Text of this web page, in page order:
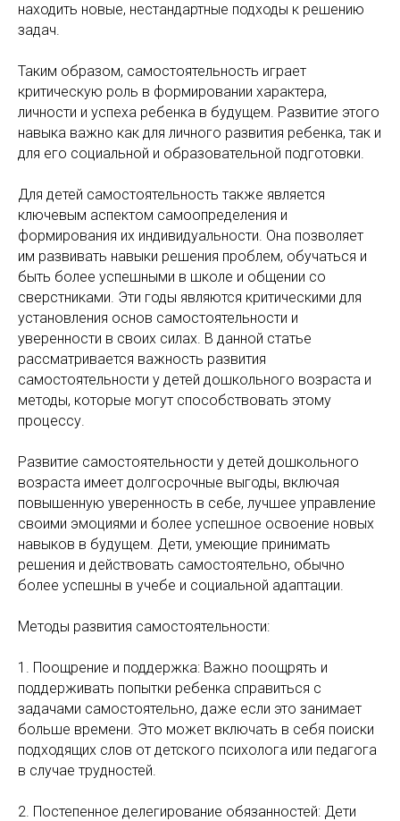
находить новые, нестандартные подходы к решению
задач.
Таким образом, самостоятельность играет
критическую роль в формировании характера,
личности и успеха ребенка в будущем. Развитие этого
навыка важно как для личного развития ребенка, так и
для его социальной и образовательной подготовки.
Для детей самостоятельность также является
ключевым аспектом самоопределения и
формирования их индивидуальности. Она позволяет
им развивать навыки решения проблем, обучаться и
быть более успешными в школе и общении со
сверстниками. Эти годы являются критическими для
установления основ самостоятельности и
уверенности в своих силах. В данной статье
рассматривается важность развития
самостоятельности у детей дошкольного возраста и
методы, которые могут способствовать этому
процессу.
Развитие самостоятельности у детей дошкольного
возраста имеет долгосрочные выгоды, включая
повышенную уверенность в себе, лучшее управление
своими эмоциями и более успешное освоение новых
навыков в будущем. Дети, умеющие принимать
решения и действовать самостоятельно, обычно
более успешны в учебе и социальной адаптации.
Методы развития самостоятельности:
1. Поощрение и поддержка: Важно поощрять и
поддерживать попытки ребенка справиться с
задачами самостоятельно, даже если это занимает
больше времени. Это может включать в себя поиски
подходящих слов от детского психолога или педагога
в случае трудностей.
2. Постепенное делегирование обязанностей: Дети